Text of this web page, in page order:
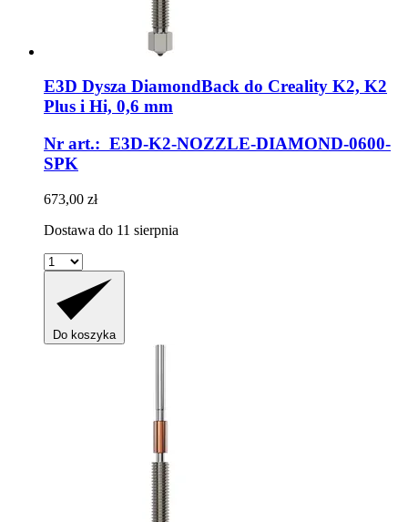
E3D Dysza DiamondBack do Creality K2, K2
Plus i Hi, 0,6 mm
Nr art.: E3D-K2-NOZZLE-DIAMOND-0600-
SPK
673,00 zł
Dostawa do 11 sierpnia
Do koszyka